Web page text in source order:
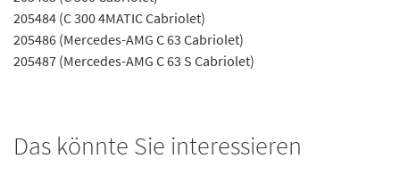
205484 (C 300 4MATIC Cabriolet)
205486 (Mercedes-AMG C 63 Cabriolet)
205487 (Mercedes-AMG C 63 S Cabriolet)
Das könnte Sie interessieren